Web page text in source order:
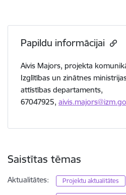
Papildu informācijai
Aivis Majors, projekta
Izglītības un zinātnes
attīstības departaments,
67047925,
Saistītas tēmas
Aktualitātes: Projektu aktualitātes